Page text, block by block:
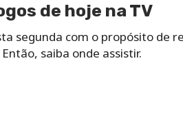
de hoje na TV
segunda com o propósito de
saiba onde assistir.